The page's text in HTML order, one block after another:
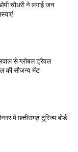
चौधरी ने लगाई जन
से ग्लोबल ट्रैवल
की सौजन्य भेंट
में छत्तीसगढ़ टूरिज्म बोर्ड